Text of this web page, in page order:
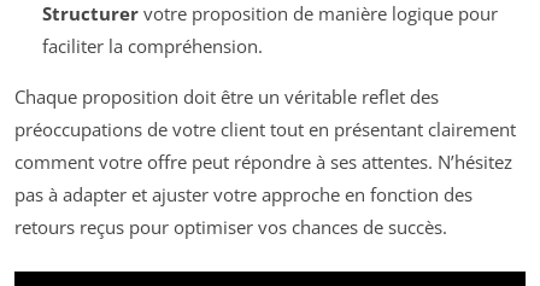
Structurervotre proposition de manière logique pour
faciliter la compréhension.
Chaque proposition doit être un véritable reflet des
préoccupations de votre client tout en présentant clairement
comment votre offre peut répondre à ses attentes. N’hésitez
pas à adapter et ajuster votre approche en fonction des
retours reçus pour optimiser vos chances de succès.